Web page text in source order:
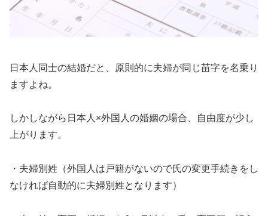
日本人同士の結婚だと、原則的に夫婦が同じ苗字を名乗り
ますよね。
しかしながら日本人×外国人の婚姻の場合、自由度が少し
上がります。
・夫婦別姓 （外国人は戸籍がないので氏の変更手続きをし
なければ自動的に夫婦別姓となります）